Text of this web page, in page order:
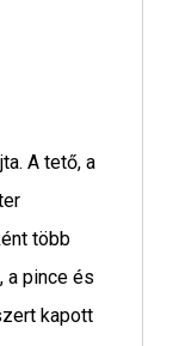
A tető, a
több
a pince és
kapott